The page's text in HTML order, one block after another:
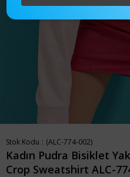
Stok Kodu (ALC-774-002)
Kadın Pudra Bisiklet
Crop Sweatshirt ALC-